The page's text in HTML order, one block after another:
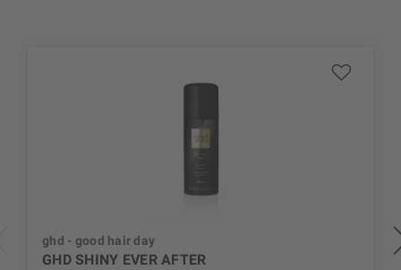
ghd - good hair day
GHD SHINY EVER AFTER